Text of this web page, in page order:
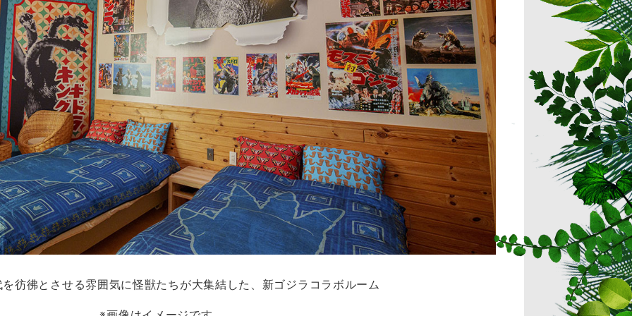
彷彿とさせる雰囲気に怪獣たちが大集結した、新ゴジラコラボルーム